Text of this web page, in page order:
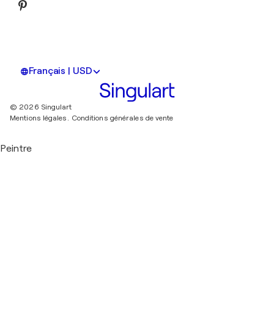
Français | USD
© 2026 Singulart
Mentions légales. Conditions générales de vente
Peintre